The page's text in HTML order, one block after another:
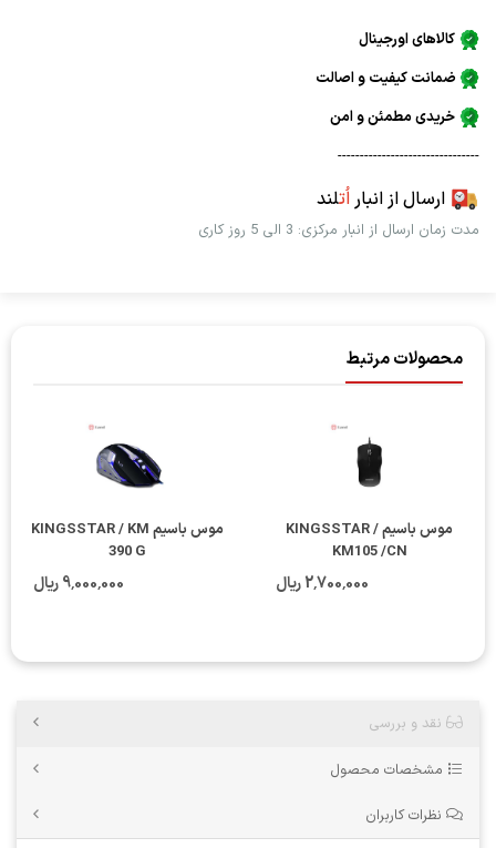
کالاهای اورجینال
ضمانت کیفیت و اصالت
خریدی مطمئن و امن
--------------------------------
ارسال از انباراُتلند
مدت زمان ارسال از انبار مرکزی: 3 الی 5 روز کاری
محصولات مرتبط
موس باسیم KINGSSTAR /
KM105 /CN
2٬700٬000 ریال
موس باسیم KINGSSTAR / KM
390 G
9٬000٬000 ریال
نقد و بررسی
مشخصات محصول
نظرات کاربران